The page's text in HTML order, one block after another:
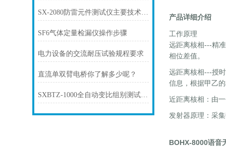
SX-2080防雷元件测试仪主要技术指标
SF6气体定量检漏仪操作步骤
电力设备的交流耐压试验规程要求
直流单双臂电桥你了解多少呢？
SXBTZ-1000全自动变比组别测试仪操作注意事项
产品详细介绍
工作原理
远距离核相---精
相位差值。
远距离核相---授
信息，根据甲乙
近距离核相：由
发射器原理：采
BOHX-8000语音